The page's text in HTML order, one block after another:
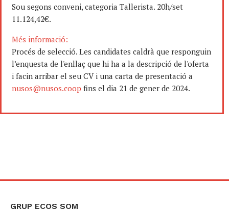
Sou segons conveni, categoria Tallerista. 20h/set
11.124,42€.
Més informació:
Procés de selecció. Les candidates caldrà que responguin
l’enquesta de l'enllaç que hi ha a la descripció de l'oferta
i facin arribar el seu CV i una carta de presentació a
nusos@nusos.coop fins el dia 21 de gener de 2024.
GRUP ECOS SOM